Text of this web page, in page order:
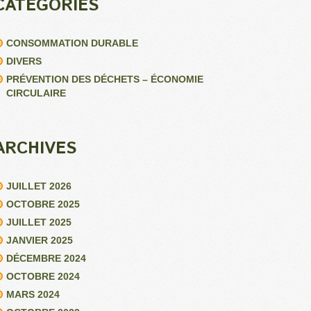
CONSOMMATION DURABLE
DIVERS
PRÉVENTION DES DÉCHETS – ÉCONOMIE
CIRCULAIRE
JUILLET 2026
OCTOBRE 2025
JUILLET 2025
JANVIER 2025
DÉCEMBRE 2024
OCTOBRE 2024
MARS 2024